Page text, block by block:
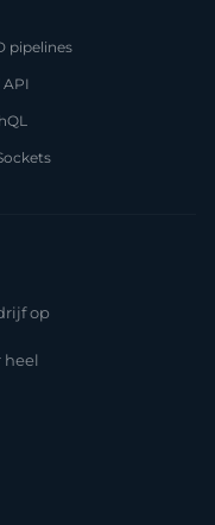
pipelines
API
op
heel